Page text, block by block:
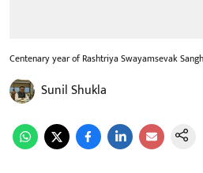
Centenary year of Rashtriya Swayamsevak Sangh
Sunil Shukla